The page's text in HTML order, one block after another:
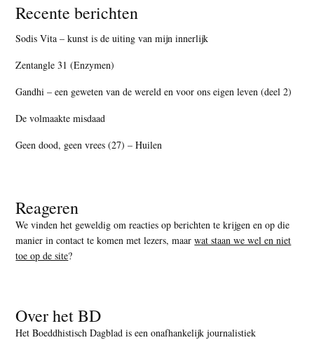
Recente berichten
Sodis Vita – kunst is de uiting van mijn innerlijk
Zentangle 31 (Enzymen)
Gandhi – een geweten van de wereld en voor ons eigen leven (deel 2)
De volmaakte misdaad
Geen dood, geen vrees (27) – Huilen
Reageren
We vinden het geweldig om reacties op berichten te krijgen en op die
manier in contact te komen met lezers, maarwat staan we wel en niet
toe op de site?
Over het BD
Het Boeddhistisch Dagblad is een onafhankelijk journalistiek